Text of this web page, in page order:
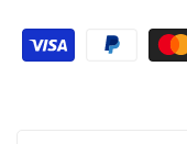
product product